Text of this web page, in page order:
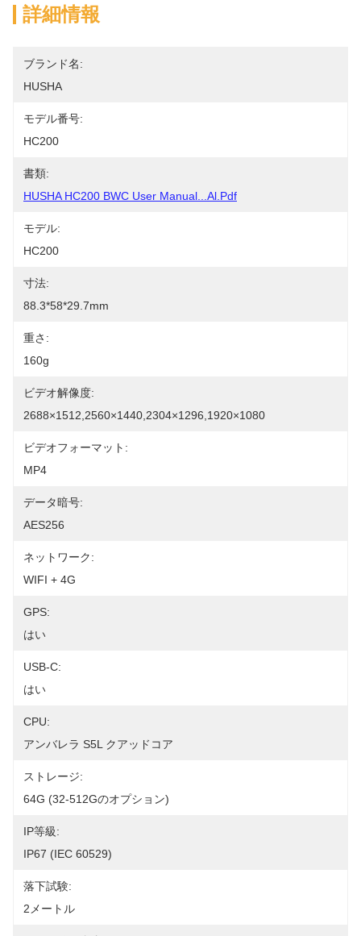
詳細情報
ブランド名:
HUSHA
モデル番号:
HC200
書類:
HUSHA HC200 BWC User Manual...al.pdf
モデル:
HC200
寸法:
88.3*58*29.7mm
重さ:
160g
ビデオ解像度:
2688×1512,2560×1440,2304×1296,1920×1080
ビデオフォーマット:
MP4
データ暗号:
AES256
ネットワーク:
WIFI + 4G
GPS:
はい
USB-C:
はい
CPU:
アンバレラ S5L クアッドコア
ストレージ:
64G (32-512Gのオプション)
IP等級:
IP67 (IEC 60529)
落下試験:
2メートル